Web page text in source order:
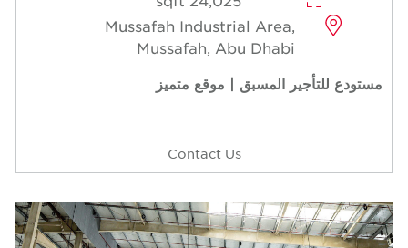
Mussafah Industrial Area,
Mussafah, Abu Dhabi
مستودع للتأجير المسبق | موقع متميز
Contact Us